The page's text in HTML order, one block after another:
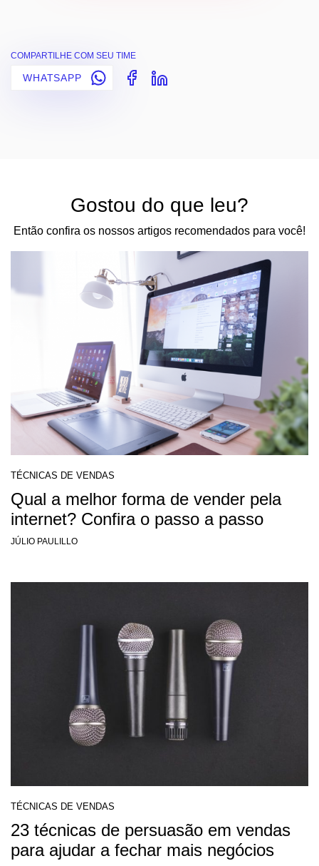
COMPARTILHE COM SEU TIME
WHATSAPP
Gostou do que leu?
Então confira os nossos artigos recomendados para você!
TÉCNICAS DE VENDAS
Qual a melhor forma de vender pela
internet? Confira o passo a passo
JÚLIO PAULILLO
TÉCNICAS DE VENDAS
23 técnicas de persuasão em vendas
para ajudar a fechar mais negócios